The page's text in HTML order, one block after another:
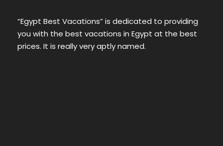
“Egypt Best Vacations” is dedicated to providing
you with the best vacations in Egypt at the best
prices. It is really very aptly named.